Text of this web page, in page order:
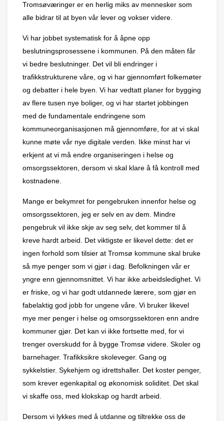
Tromsøværinger er en herlig miks av mennesker som
alle bidrar til at byen vår lever og vokser videre.
Vi har jobbet systematisk for å åpne opp
beslutningsprosessene i kommunen. På den måten får
vi bedre beslutninger. Det vil bli endringer i
trafikkstrukturene våre, og vi har gjennomført folkemøter
og debatter i hele byen. Vi har vedtatt planer for bygging
av flere tusen nye boliger, og vi har startet jobbingen
med de fundamentale endringene som
kommuneorganisasjonen må gjennomføre, for at vi skal
kunne møte vår nye digitale verden. Ikke minst har vi
erkjent at vi må endre organiseringen i helse og
omsorgssektoren, dersom vi skal klare å få kontroll med
kostnadene.
Mange er bekymret for pengebruken innenfor helse og
omsorgssektoren, jeg er selv en av dem. Mindre
pengebruk vil ikke skje av seg selv, det kommer til å
kreve hardt arbeid. Det viktigste er likevel dette: det er
ingen forhold som tilsier at Tromsø kommune skal bruke
så mye penger som vi gjør i dag. Befolkningen vår er
yngre enn gjennomsnittet. Vi har ikke arbeidsledighet. Vi
er friske, og vi har godt utdannede lærere, som gjør en
fabelaktig god jobb for ungene våre. Vi bruker likevel
mye mer penger i helse og omsorgssektoren enn andre
kommuner gjør. Det kan vi ikke fortsette med, for vi
trenger overskudd for å bygge Tromsø videre. Skoler og
barnehager. Trafikksikre skoleveger. Gang og
sykkelstier. Sykehjem og idrettshaller. Det koster penger,
som krever egenkapital og økonomisk soliditet. Det skal
vi skaffe oss, med klokskap og hardt arbeid.
Dersom vi lykkes med å utdanne og tiltrekke oss de